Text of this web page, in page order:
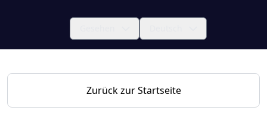
Zurück zur Startseite